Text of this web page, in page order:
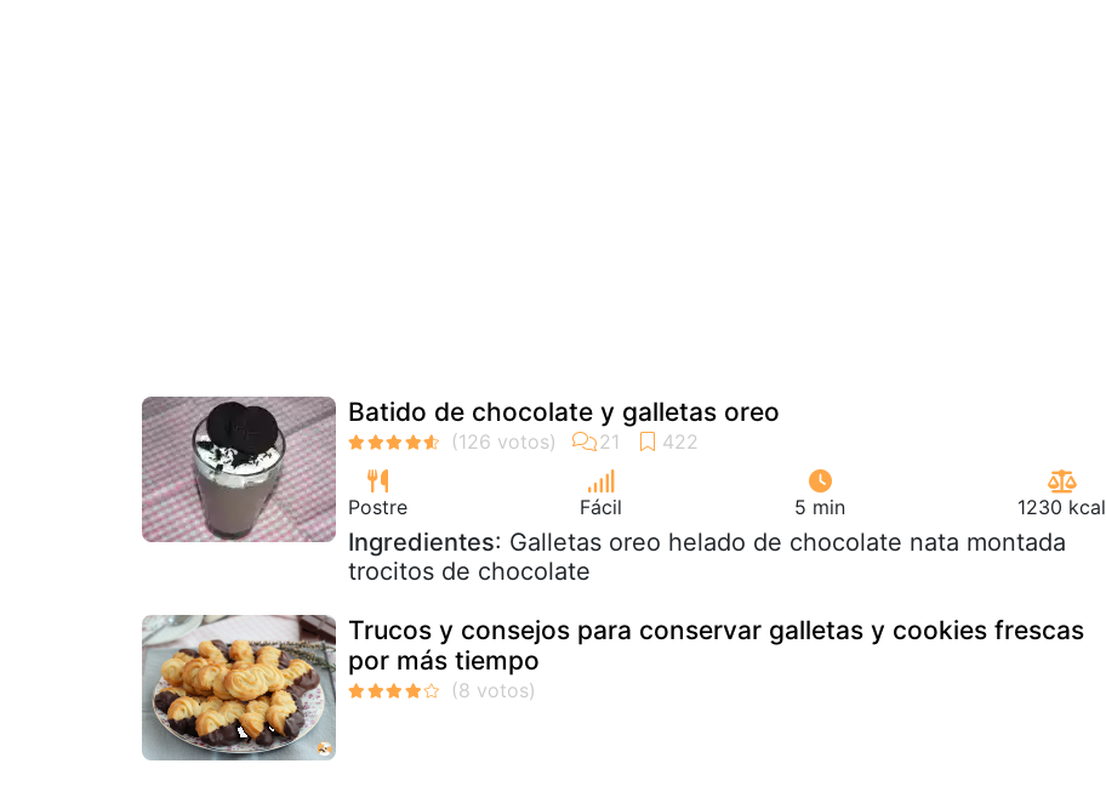
Batido de chocolate y galletas oreo
Postre Fácil 5 min 1230 kcal
Ingredientes: Galletas oreo helado de chocolate nata montada
trocitos de chocolate
Trucos y consejos para conservar galletas y cookies frescas
por más tiempo